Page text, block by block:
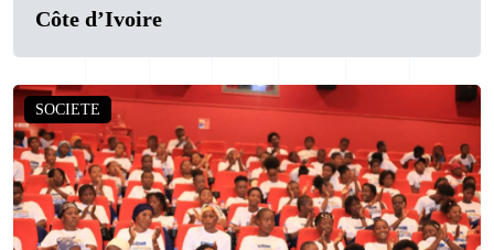
Côte d’Ivoire
SOCIETE